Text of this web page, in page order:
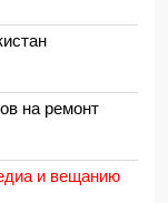
на ремонт
и вещанию